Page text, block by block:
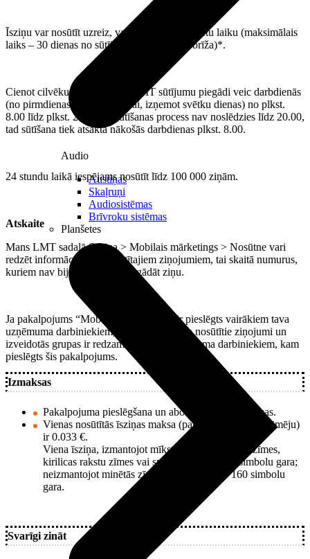
Audio
Austiņas
Skaļruņi
Audiosistēmas
Brīvroku sistēmas
Planšetes
Īsziņu var nosūtīt uzreiz, vai arī norādi konkrētu laiku (maksimālais
laiks – 30 dienas no sūtījuma izveidošanas brīža)*.
Cienot cilvēku privāto laiku, LMT sūtījumu piegādi veic darbdienās
(no pirmdienas līdz piektdienai, izņemot svētku dienas) no plkst.
8.00 līdz plkst. 20.00. Ja sūtīšanas process nav noslēdzies līdz 20.00,
tad sūtīšana tiek atsākta nākošās darbdienas plkst. 8.00.
24 stundu laikā iespējams nosūtīt līdz 100 000 ziņām.
Atskaite
Mans LMT sadaļā Saziņa > Mobilais mārketings > Nosūtne vari
redzēt informāciju par nosūtītajiem ziņojumiem, tai skaitā numurus,
kuriem nav bijis iespējams piegādāt ziņu.
Ja pakalpojums “Mobilais mārketings” ir pieslēgts vairākiem tava
uzņēmuma darbiniekiem, tad katra lietotāja nosūtītie ziņojumi un
izveidotās grupas ir redzamas visiem uzņēmuma darbiniekiem, kam
pieslēgts šis pakalpojums.
Izmaksas
Pakalpojuma pieslēgšana un abonēšana ir bezmaksas.
Vienas nosūtītās īsziņas maksa (par katru īsziņas saņēmēju)
ir 0.033 €.
Viena īsziņa, izmantojot mīkstinājuma un garumzīmes,
kirilicas rakstu zīmes vai specsimbolus, ir 70 simbolu gara;
neizmantojot minētās zīmes, viena īsziņa ir 160 simbolu
gara.
Svarīgi zināt